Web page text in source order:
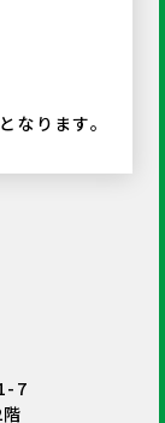
なります。
7